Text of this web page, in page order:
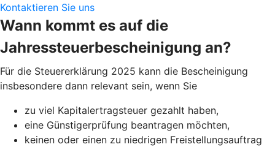
Kontaktieren Sie uns
Wann kommt es auf die
Jahressteuerbescheinigung an?
Für die Steuererklärung 2025 kann die Bescheinigung
insbesondere dann relevant sein, wenn Sie
zu viel Kapitalertragsteuer gezahlt haben,
eine Günstigerprüfung beantragen möchten,
keinen oder einen zu niedrigen Freistellungsauftrag